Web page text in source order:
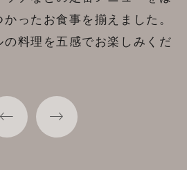
タヌーンティーセットをご
ったお食事を揃えました。
料理を五感でお楽しみくだ
イムをデザートとともに、
ください。
節のおすすめドリンクを。
テルなどのアルコールも充